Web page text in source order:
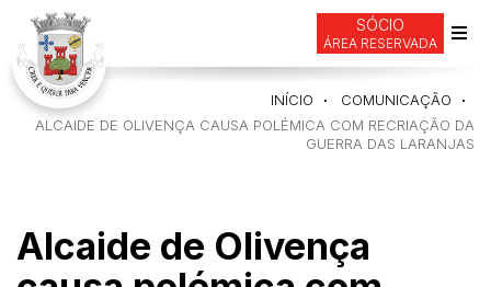
SÓCIO
ÁREA RESERVADA
INÍCIO
COMUNICAÇÃO
ALCAIDE DE OLIVENÇA CAUSA POLÉMICA COM RECRIAÇÃO DA
GUERRA DAS LARANJAS
Alcaide de Olivença